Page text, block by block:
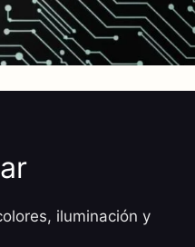
iluminación y